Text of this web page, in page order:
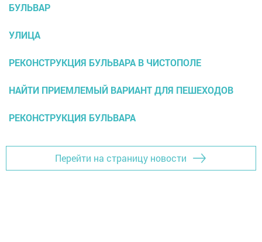
БУЛЬВАР
УЛИЦА
РЕКОНСТРУКЦИЯ БУЛЬВАРА В ЧИСТОПОЛЕ
НАЙТИ ПРИЕМЛЕМЫЙ ВАРИАНТ ДЛЯ ПЕШЕХОДОВ
РЕКОНСТРУКЦИЯ БУЛЬВАРА
Перейти на страницу новости